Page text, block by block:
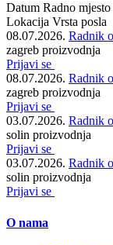
Datum Radno mjesto
Lokacija Vrsta posla
08.07.2026. Radnik
zagreb proizvodnja
Prijavi se
08.07.2026. Radnik
zagreb proizvodnja
Prijavi se
03.07.2026. Radnik
solin proizvodnja
Prijavi se
03.07.2026. Radnik
solin proizvodnja
Prijavi se
O nama